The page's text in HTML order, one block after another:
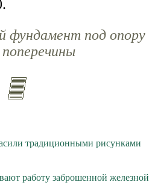
фундамент под опору
поперечины
традиционными рисунками
работу заброшенной железной